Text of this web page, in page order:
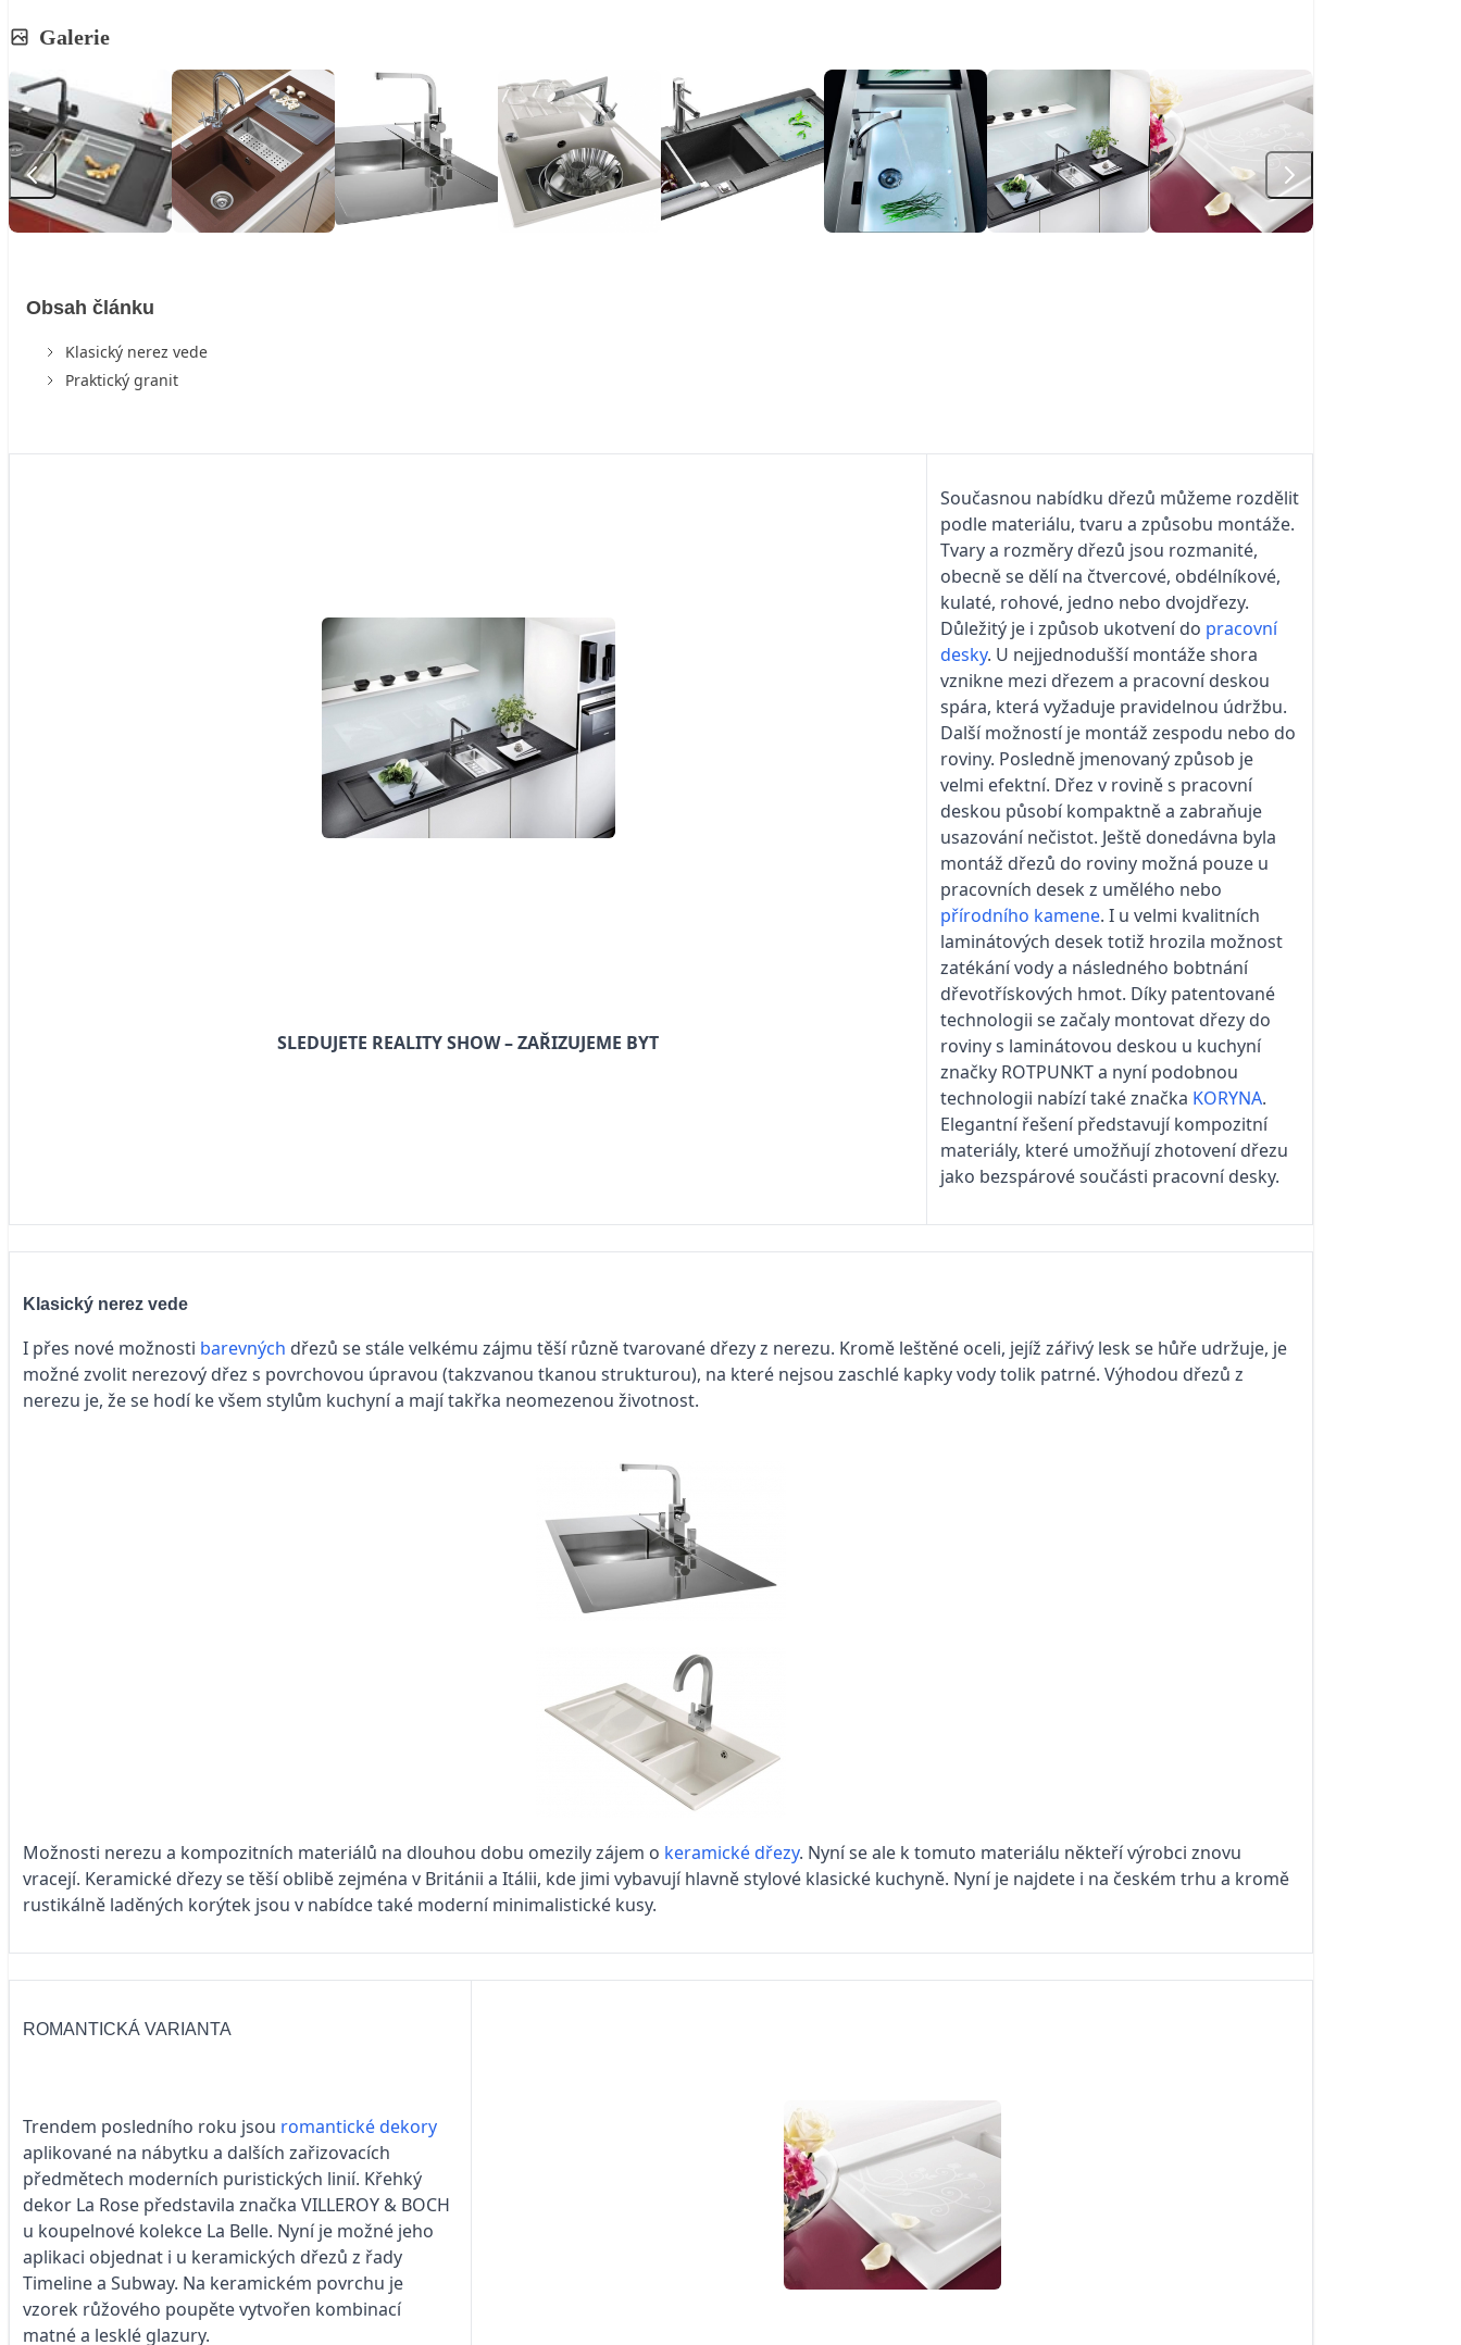
Galerie
Obsah článku
Klasický nerez vede
Praktický granit
SLEDUJETE REALITY SHOW – ZAŘIZUJEME BYT
Současnou nabídku dřezů můžeme rozdělit
podle materiálu, tvaru a způsobu montáže.
Tvary a rozměry dřezů jsou rozmanité,
obecně se dělí na čtvercové, obdélníkové,
kulaté, rohové, jedno nebo dvojdřezy.
Důležitý je i způsob ukotvení do pracovní
desky. U nejjednodušší montáže shora
vznikne mezi dřezem a pracovní deskou
spára, která vyžaduje pravidelnou údržbu.
Další možností je montáž zespodu nebo do
roviny. Posledně jmenovaný způsob je
velmi efektní. Dřez v rovině s pracovní
deskou působí kompaktně a zabraňuje
usazování nečistot. Ještě donedávna byla
montáž dřezů do roviny možná pouze u
pracovních desek z umělého nebo
přírodního kamene. I u velmi kvalitních
laminátových desek totiž hrozila možnost
zatékání vody a následného bobtnání
dřevotřískových hmot. Díky patentované
technologii se začaly montovat dřezy do
roviny s laminátovou deskou u kuchyní
značky ROTPUNKT a nyní podobnou
technologii nabízí také značka KORYNA.
Elegantní řešení představují kompozitní
materiály, které umožňují zhotovení dřezu
jako bezspárové součásti pracovní desky.
Klasický nerez vede
I přes nové možnosti barevných dřezů se stále velkému zájmu těší různě tvarované dřezy z nerezu. Kromě leštěné oceli, jejíž zářivý lesk se hůře udržuje, je
možné zvolit nerezový dřez s povrchovou úpravou (takzvanou tkanou strukturou), na které nejsou zaschlé kapky vody tolik patrné. Výhodou dřezů z
nerezu je, že se hodí ke všem stylům kuchyní a mají takřka neomezenou životnost.
Možnosti nerezu a kompozitních materiálů na dlouhou dobu omezily zájem o keramické dřezy. Nyní se ale k tomuto materiálu někteří výrobci znovu
vracejí. Keramické dřezy se těší oblibě zejména v Británii a Itálii, kde jimi vybavují hlavně stylové klasické kuchyně. Nyní je najdete i na českém trhu a kromě
rustikálně laděných korýtek jsou v nabídce také moderní minimalistické kusy.
ROMANTICKÁ VARIANTA
Trendem posledního roku jsou romantické dekory
aplikované na nábytku a dalších zařizovacích
předmětech moderních puristických linií. Křehký
dekor La Rose představila značka VILLEROY & BOCH
u koupelnové kolekce La Belle. Nyní je možné jeho
aplikaci objednat i u keramických dřezů z řady
Timeline a Subway. Na keramickém povrchu je
vzorek růžového poupěte vytvořen kombinací
matné a lesklé glazury.